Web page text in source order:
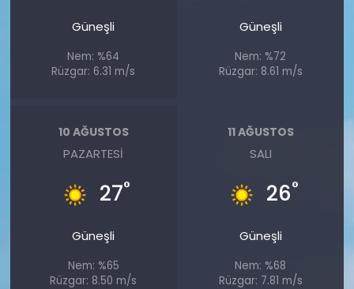
Güneşli
Nem: %64
Rüzgar: 6.31 m/s
Güneşli
Nem: %72
Rüzgar: 8.61 m/s
10 AĞUSTOS
PAZARTESI
27°
Güneşli
Nem: %65
Rüzgar: 8.50 m/s
11 AĞUSTOS
SALI
26°
Güneşli
Nem: %68
Rüzgar: 7.81 m/s